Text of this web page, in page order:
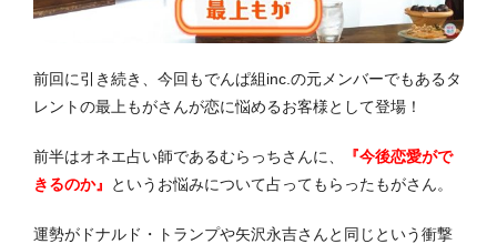
前回に引き続き、今回もでんぱ組inc.の元メンバーでもあるタ
レントの最上もがさんが恋に悩めるお客様として登場！
前半はオネエ占い師であるむらっちさんに、
『今後恋愛がで
きるのか』
というお悩みについて占ってもらったもがさん。
運勢がドナルド・トランプや矢沢永吉さんと同じという衝撃